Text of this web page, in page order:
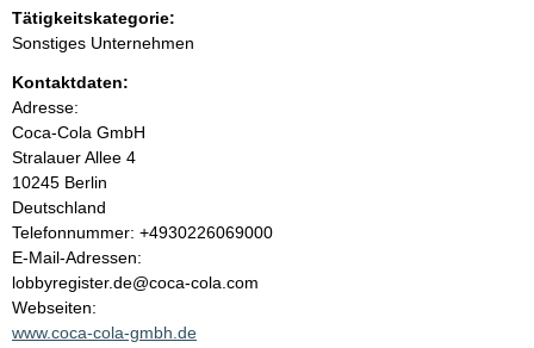
n
i
n
h
a
l
t
Tätigkeitskategorie:
Sonstiges Unternehmen
Kontaktdaten:
Adresse:
Coca-Cola GmbH
Stralauer Allee 4
10245 Berlin
Deutschland
K
o
n
t
a
Telefonnummer: +4930226069000
E-Mail-Adressen:
lobbyregister.de@coca-cola.com
Webseiten:
www.coca-cola-gmbh.de